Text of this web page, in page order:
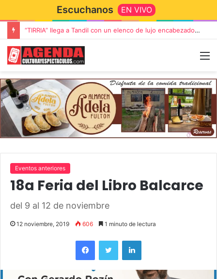
Escuchanos EN VIVO
“TIRRIA” llega a Tandil con un elenco de lujo encabezado por Capusotto, Spregelburd y Stefani
Eventos anteriores
18a Feria del Libro Balcarce
del 9 al 12 de noviembre
12 noviembre, 2019 606 1 minuto de lectura